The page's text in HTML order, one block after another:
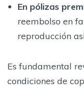
En pólizas
reembolso en
reproducción
Es fundamental
condiciones de